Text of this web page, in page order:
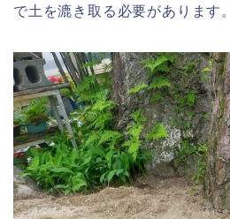
で土を漉き取る必要があります。